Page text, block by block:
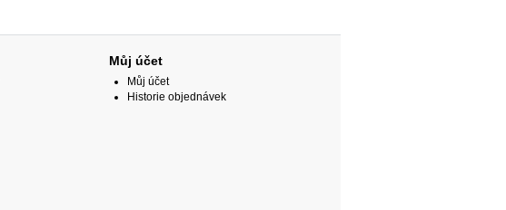
Můj účet
Můj účet
Historie objednávek